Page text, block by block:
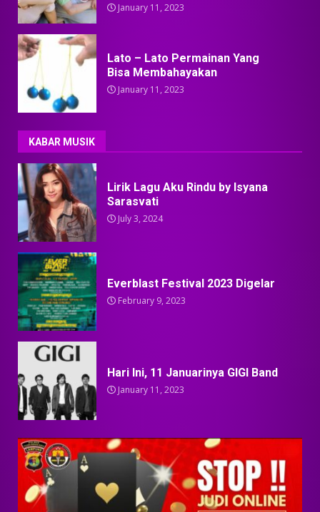
January 11, 2023
Lato – Lato Permainan Yang
Bisa Membahayakan
January 11, 2023
KABAR MUSIK
Lirik Lagu Aku Rindu by Isyana
Sarasvati
July 3, 2024
Everblast Festival 2023 Digelar
February 9, 2023
Hari Ini, 11 Januarinya GIGI Band
January 11, 2023